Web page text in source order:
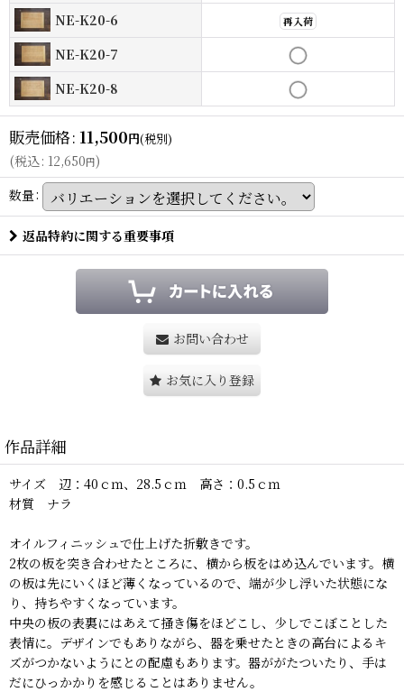
NE-K20-6
再入荷
NE-K20-7
NE-K20-8
販売価格: 11,500円(税別)
(税込: 12,650円)
数量:
返品特約に関する重要事項
お問い合わせ
お気に入り登録
作品詳細
サイズ 辺：40ｃｍ、28.5ｃｍ 高さ：0.5ｃｍ
材質 ナラ
オイルフィニッシュで仕上げた折敷きです。
2枚の板を突き合わせたところに、横から板をはめ込んでいます。横
の板は先にいくほど薄くなっているので、端が少し浮いた状態にな
り、持ちやすくなっています。
中央の板の表裏にはあえて掻き傷をほどこし、少しでこぼことした
表情に。デザインでもありながら、器を乗せたときの高台によるキ
ズがつかないようにとの配慮もあります。器ががたついたり、手は
だにひっかかりを感じることはありません。